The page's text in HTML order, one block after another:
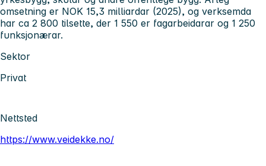
omsetning er NOK 15,3 milliardar (2025), og verksemda
har ca 2 800 tilsette, der 1 550 er fagarbeidarar og 1 250
funksjonærar.
Sektor
Privat
Nettsted
https://www.veidekke.no/